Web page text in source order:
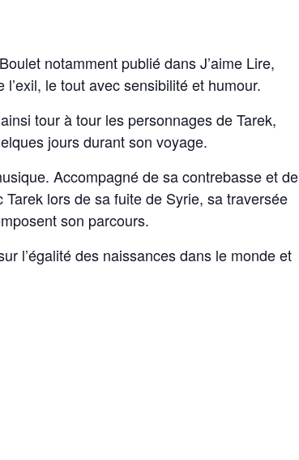
notamment publié dans J’aime Lire,
le tout avec sensibilité et humour.
tour à tour les personnages de Tarek,
jours durant son voyage.
Accompagné de sa contrebasse et de
lors de sa fuite de Syrie, sa traversée
son parcours.
l’égalité des naissances dans le monde et